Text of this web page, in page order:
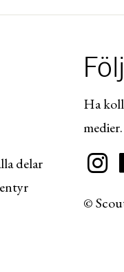
delar
Ha koll
medier.
©